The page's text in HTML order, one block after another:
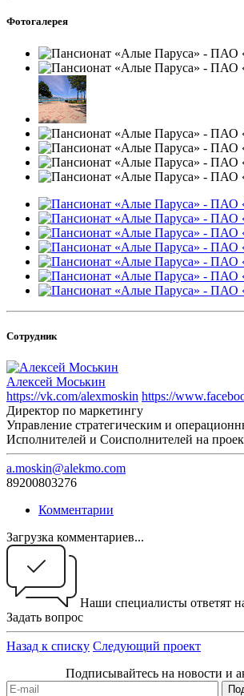
Фотогалерея
Сотрудник
Алексей Моськин
https://vk.com/alexmoskin https://
Директор по маркетингу
Управление стратегическим и
Исполнителей и Соисполнителей на
a.moskin@alekmo.com
89200803276
Комментарии
Загрузка комментариев...
Наши специалисты ответят
Задать вопрос
Назад к списку Следующий проект
Подписывайтесь на новости и